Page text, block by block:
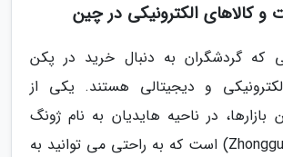
کالاهای الکترونیکی در چین
که گردشگران به دنبال خرید در پکن
و دیجیتالی هستند. یکی از
در ناحیه هایدیان به نام ژونگ
گوآنکون (Zhongguancun) است که به راحتی می توانید به